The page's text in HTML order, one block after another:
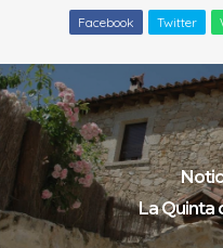
Facebook Twitter
La Quinta